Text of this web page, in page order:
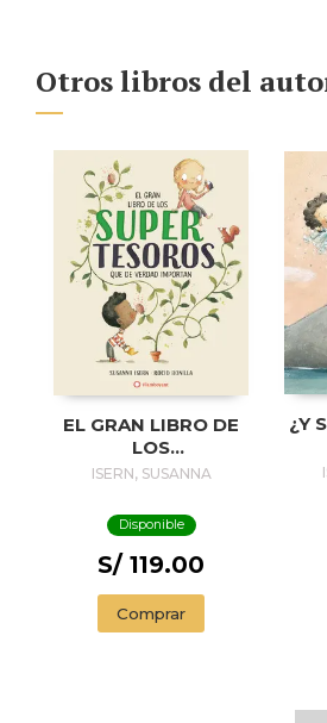
Otros libros del
EL GRAN LIBRO DE
LOS
SUPERTESOROS
ISERN, SUSANNA
Disponible
S/ 119.00
Comprar
¿Y